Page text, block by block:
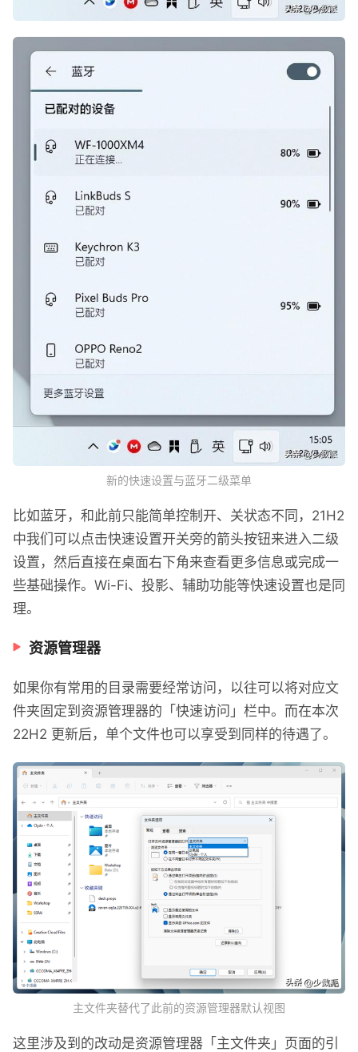
新的快速设置与蓝牙二级菜单
比如蓝牙，和此前只能简单控制开、关状态不同，21H2
中我们可以点击快速设置开关旁的箭头按钮来进入二级
设置，然后直接在桌面右下角来查看更多信息或完成一
些基础操作。Wi-Fi、投影、辅助功能等快速设置也是同
理。
资源管理器
如果你有常用的目录需要经常访问，以往可以将对应文
件夹固定到资源管理器的「快速访问」栏中。而在本次
22H2 更新后，单个文件也可以享受到同样的待遇了。
主文件夹替代了此前的资源管理器默认视图
这里涉及到的改动是资源管理器「主文件夹」页面的引